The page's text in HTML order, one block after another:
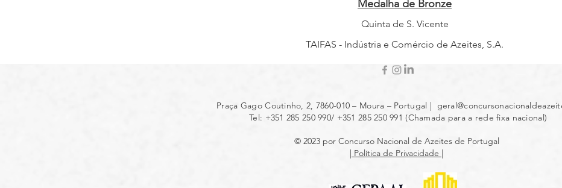
Medalha de Bronze
Quinta de S. Vicente
TAIFAS - Indústria e Comércio de Azeites, S.A.
Praça Gago Coutinho, 2, 7860-010 – Moura – Portugal |
Tel: +351 285 250 990/ +351 285 250 991 (Chamada para a rede fixa nacional)
© 2023 por Concurso Nacional de Azeites de Portugal
| Política de Privacidade |